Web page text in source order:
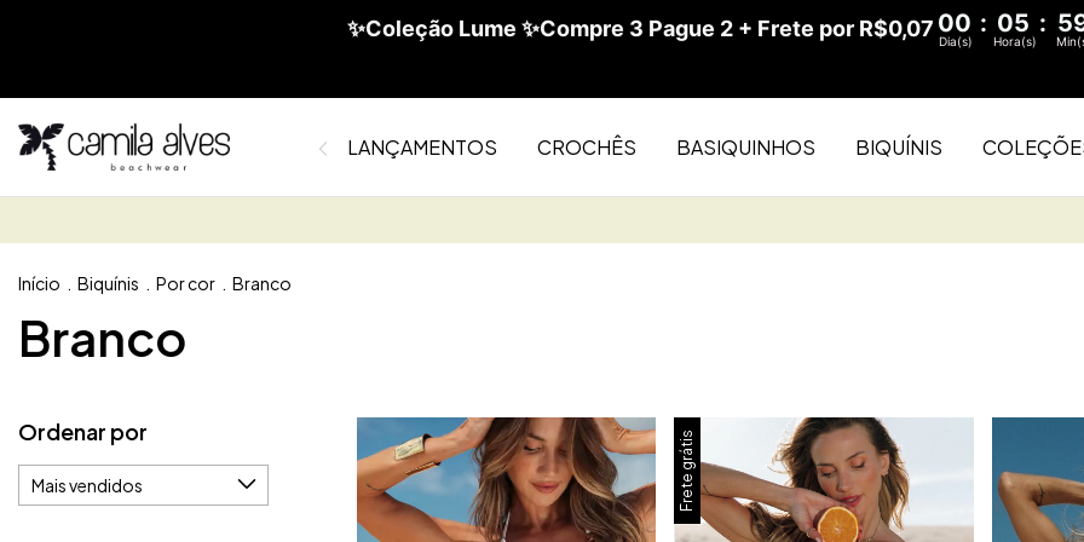
✨Coleção Lume ✨Compre 3 Pague 2 + Frete por R$0,07 00 : 05 :
Dia(s) Hora(s)
LANÇAMENTOS CROCHÊS BASIQUINHOS BIQUÍNIS
Início Biquínis Por cor Branco
Branco
Ordenar por Frete grátis